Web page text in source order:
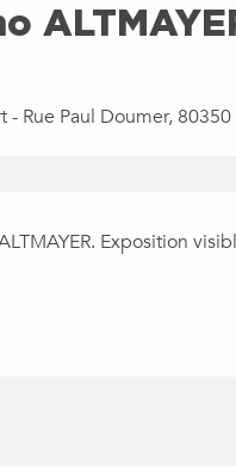
Rue Paul Doumer,
Exposition